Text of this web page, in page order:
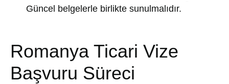
Güncel belgelerle birlikte sunulmalıdır.
Romanya Ticari Vize
Başvuru Süreci